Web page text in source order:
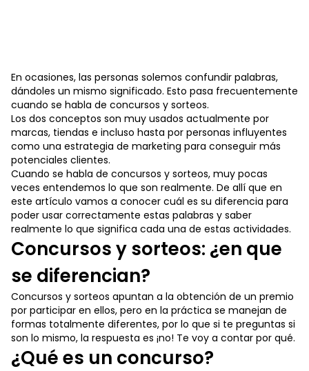
En ocasiones, las personas solemos confundir palabras,
dándoles un mismo significado. Esto pasa frecuentemente
cuando se habla de concursos y sorteos.
Los dos conceptos son muy usados actualmente por
marcas, tiendas e incluso hasta por personas influyentes
como una estrategia de marketing para conseguir más
potenciales clientes.
Cuando se habla de concursos y sorteos, muy pocas
veces entendemos lo que son realmente. De allí que en
este artículo vamos a conocer cuál es su diferencia para
poder usar correctamente estas palabras y saber
realmente lo que significa cada una de estas actividades.
Concursos y sorteos: ¿en que
se diferencian?
Concursos y sorteos apuntan a la obtención de un premio
por participar en ellos, pero en la práctica se manejan de
formas totalmente diferentes, por lo que si te preguntas si
son lo mismo, la respuesta es ¡no! Te voy a contar por qué.
¿Qué es un concurso?